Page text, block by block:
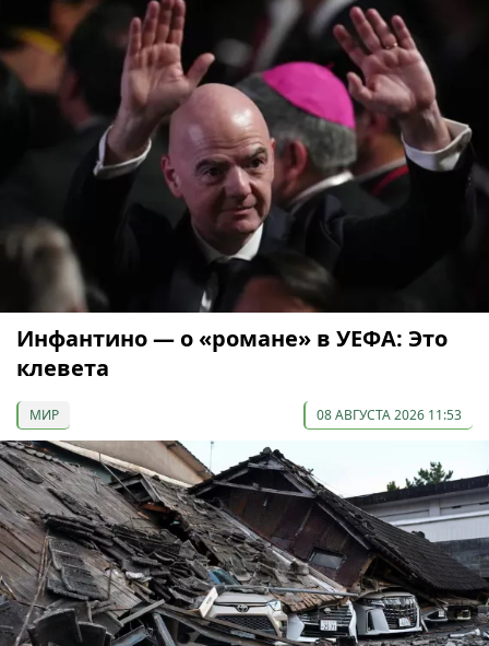
Инфантино — о «романе» в УЕФА: Это
клевета
МИР 08 АВГУСТА 2026 11:53